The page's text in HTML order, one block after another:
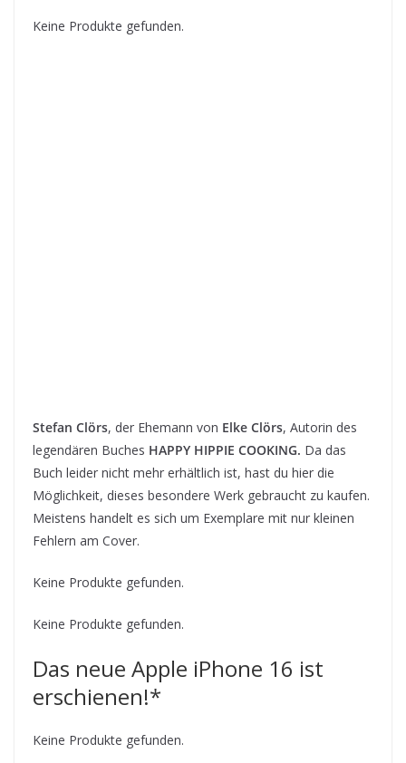
Keine Produkte gefunden.
Stefan Clörs, der Ehemann von Elke Clörs, Autorin des
legendären Buches HAPPY HIPPIE COOKING. Da das
Buch leider nicht mehr erhältlich ist, hast du hier die
Möglichkeit, dieses besondere Werk gebraucht zu kaufen.
Meistens handelt es sich um Exemplare mit nur kleinen
Fehlern am Cover.
Keine Produkte gefunden.
Keine Produkte gefunden.
Das neue Apple iPhone 16 ist
erschienen!*
Keine Produkte gefunden.